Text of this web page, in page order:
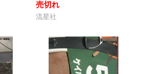
売切れ
流星社